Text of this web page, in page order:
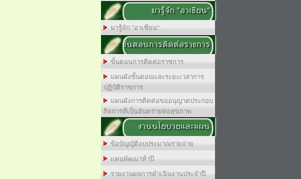
มารู้จัก "อาเซียน"
มารู้จัก "อาเซียน"
ขั้นตอนการติดต่อราชการ
ขั้นตอนการติดต่อราชการ
แผนผังขั้นตอนและระยะเวลาการ
ปฏิบัติราชการ
แผนผังการติดต่อขออนุญาตประกอบ
กิจการที่เป็นอันตรายต่อสุขภาพ
งานนโยบายและแผน
ข้อบัญญัติงบประมาณรายจ่าย
แผนพัฒนาห้าปี
รายงานผลการดำเนินงานประจำปี